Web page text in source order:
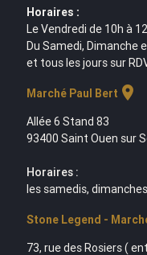
Horaires :
Le Vendredi de 10h à
Du Samedi, Dimanche
et tous les jours sur
Marché Paul Bert location_on
Allée 6 Stand 83
93400 Saint Ouen sur
Horaires :
les samedis,
Stone Legend -
73, rue des Rosiers (